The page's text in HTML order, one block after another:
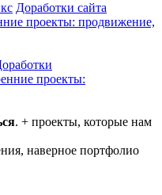
Доработки сайта
проекты: продвижение,
проекты:
. + проекты, которые нам
наверное портфолио